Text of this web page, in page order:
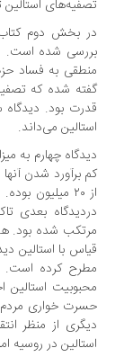
استالین توسط
بخش دوم کتاب
شده است.
به فساد حزب
شده که تصفیه
بود. دیدگاه سوم
می‌داند.
چهارم به میزان
برآورد شدن آنها
از ۲۰ میلیون بوده.
بعدی تاکید
شده بود. همچنین
با استالین
کرده است. دو
استالین
خواری مردم برای
از منظر
در روسیه امروز